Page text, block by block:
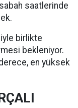
saatlerinde
birlikte
bekleniyor.
en yüksek